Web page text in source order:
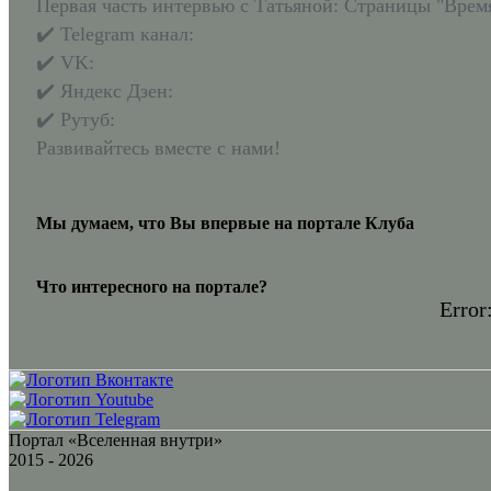
Первая часть интервью с Татьяной: Страницы
✔️ Telegram канал:
✔️ VK:
✔️ Яндекс Дзен:
✔️ Рутуб:
Развивайтесь вместе с нами!
Мы думаем, что Вы впервые на портале Клуба
Что интересного на портале?
Портал «Вселенная внутри»
2015 - 2026